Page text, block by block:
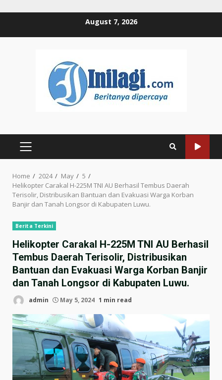
August 7, 2026
PRIMARY
Home 2024 May
5
Helikopter Carakal H-225M TNI AU Berhasil Tembus Daerah
Terisolir, Distribusikan Bantuan dan Evakuasi Warga Korban
Banjir dan Tanah Longsor di Kabupaten Luwu.
Berita Terkini
Helikopter Carakal H-225M TNI AU Berhasil
Tembus Daerah Terisolir, Distribusikan
Bantuan dan Evakuasi Warga Korban Banjir
dan Tanah Longsor di Kabupaten Luwu.
admin May 5, 2024 1 min read